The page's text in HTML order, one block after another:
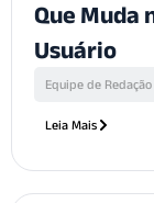
Que Muda
Usuário
Equipe de Redação
Leia Mais